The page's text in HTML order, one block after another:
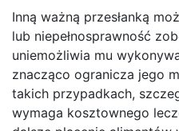
Inną ważną przesłanką
lub niepełnosprawność
uniemożliwia mu
znacząco ogranicza jego
takich przypadkach,
wymaga kosztownego